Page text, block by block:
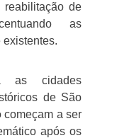
reabilitação de
as
as cidades
de São
começam a ser
após os